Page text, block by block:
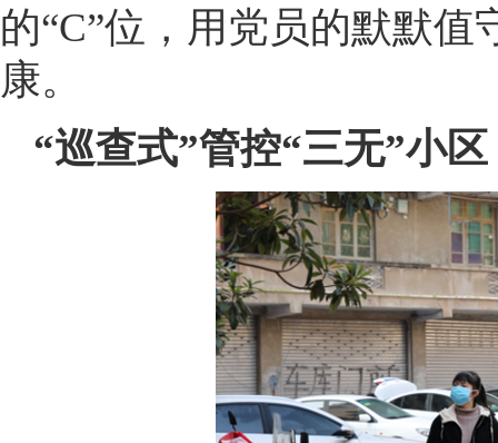
的“C”位，用党员的默默
康。
“巡查式”管控“三无”小区